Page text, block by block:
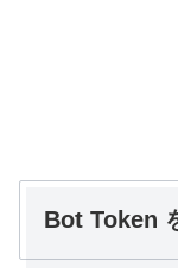
Bot Token